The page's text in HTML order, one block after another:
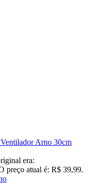
Arno 30cm
era:
preço atual é: R$ 39,99.